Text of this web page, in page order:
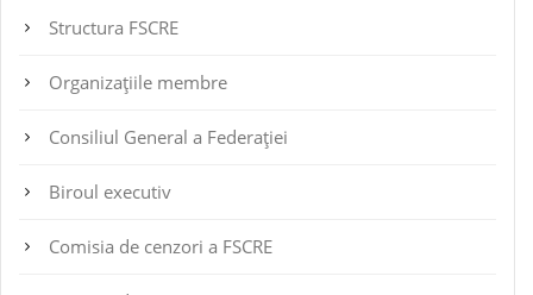
Structura FSCRE
Organizațiile membre
Consiliul General a Federației
Biroul executiv
Comisia de cenzori a FSCRE